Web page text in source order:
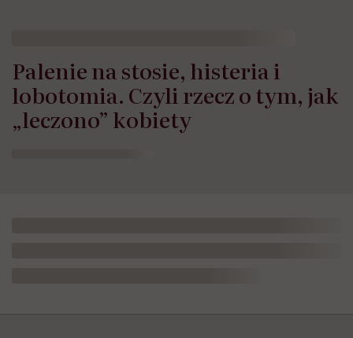
Palenie na stosie, histeria i
lobotomia. Czyli rzecz o tym, jak
„leczono” kobiety